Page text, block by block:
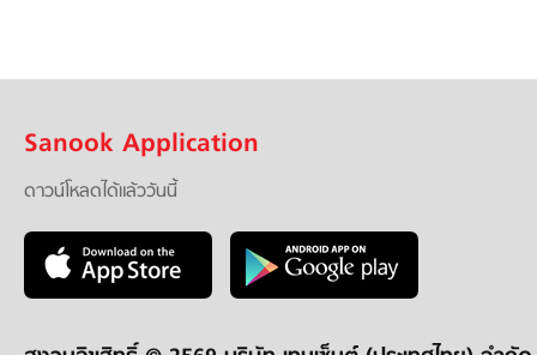
Sanook Application
ดาวน์โหลดได้แล้ววันนี้